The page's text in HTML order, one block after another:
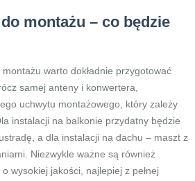
montażu – co będzie
warto dokładnie przygotować
samej anteny i konwertera,
uchwytu montażowego, który zależy
instalacji na balkonie przydatny będzie
a dla instalacji na dachu – maszt z
Niezwykle ważne są również
wysokiej jakości, najlepiej z pełnej